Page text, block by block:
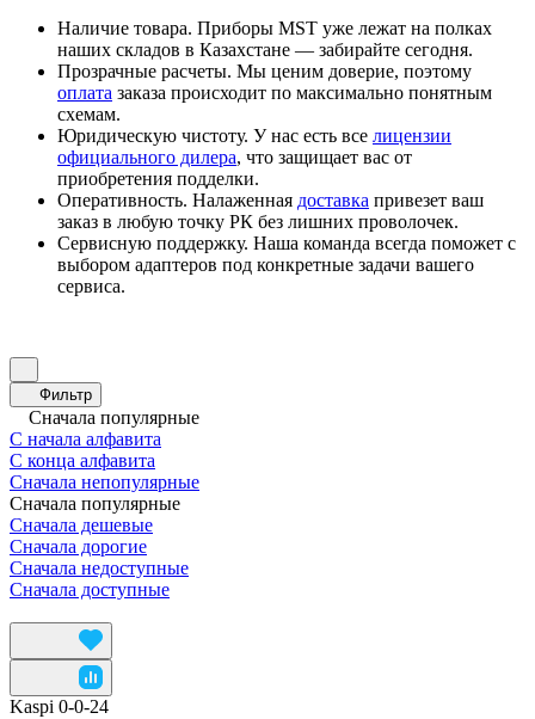
Наличие товара. Приборы MST уже лежат на полках
наших складов в Казахстане — забирайте сегодня.
Прозрачные расчеты. Мы ценим доверие, поэтому
оплата заказа происходит по максимально понятным
схемам.
Юридическую чистоту. У нас есть все лицензии
официального дилера, что защищает вас от
приобретения подделки.
Оперативность. Налаженная доставка привезет ваш
заказ в любую точку РК без лишних проволочек.
Сервисную поддержку. Наша команда всегда поможет с
выбором адаптеров под конкретные задачи вашего
сервиса.
Фильтр
Сначала популярные
С начала алфавита
С конца алфавита
Сначала непопулярные
Сначала популярные
Сначала дешевые
Сначала дорогие
Сначала недоступные
Сначала доступные
Kaspi 0-0-24